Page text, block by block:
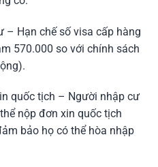
– Hạn chế số visa cấp hàng
570.000 so với chính sách
quốc tịch – Người nhập cư
nộp đơn xin quốc tịch
bảo họ có thể hòa nhập